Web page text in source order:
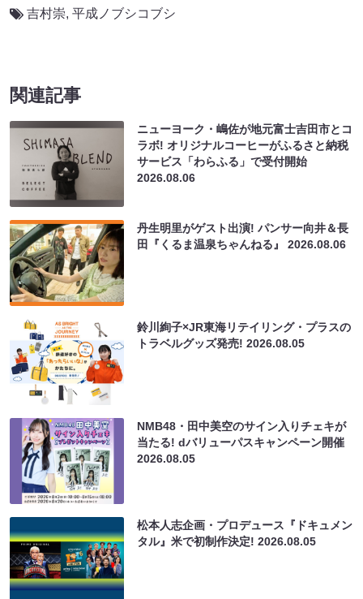
吉村崇, 平成ノブシコブシ
関連記事
ニューヨーク・嶋佐が地元富士吉田市とコ
ラボ! オリジナルコーヒーがふるさと納税
サービス「わらふる」で受付開始
2026.08.06
丹生明里がゲスト出演! パンサー向井＆長
田『くるま温泉ちゃんねる』2026.08.06
鈴川絢子×JR東海リテイリング・プラスの
トラベルグッズ発売!2026.08.05
NMB48・田中美空のサイン入りチェキが
当たる! dバリューパスキャンペーン開催
2026.08.05
松本人志企画・プロデュース『ドキュメン
タル』米で初制作決定!2026.08.05